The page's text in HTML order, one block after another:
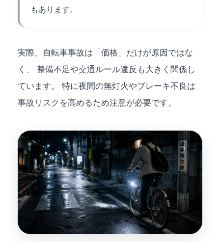
もあります。
実際、自転車事故は「価格」だけが原因ではな
く、 整備不足や交通ルール違反も大きく関係し
ています。 特に夜間の無灯火やブレーキ不良は
事故リスクを高めるため注意が必要です。